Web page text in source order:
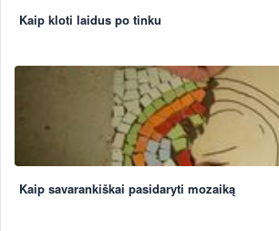
Kaip kloti laidus po tinku
Kaip savarankiškai pasidaryti mozaiką